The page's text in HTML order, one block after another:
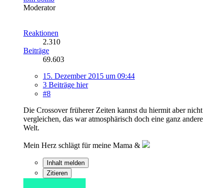
Moderator
Reaktionen
2.310
Beiträge
69.603
15. Dezember 2015 um 09:44
3 Beiträge hier
#8
Die Crossover früherer Zeiten kannst du hiermit aber nicht
vergleichen, das war atmosphärisch doch eine ganz andere
Welt.
Mein Herz schlägt für meine Mama &
Inhalt melden
Zitieren